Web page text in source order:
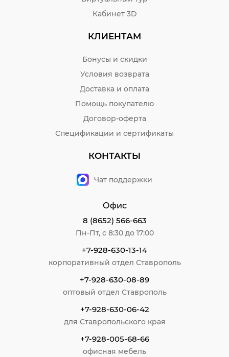
Кабинет 3D
КЛИЕНТАМ
Бонусы и скидки
Условия возврата
Доставка и оплата
Помощь покупателю
Договор-оферта
Спецификации и сертификаты
КОНТАКТЫ
Чат поддержки
Офис
8 (8652) 566-663
Пн-Пт, с 8:30 до 17:00
+7-928-630-13-14
корпоративный отдел Ставрополь
+7-928-630-08-89
оптовый отдел Ставрополь
+7-928-630-06-42
для Ставропольского края
+7-928-005-68-66
офисная мебель